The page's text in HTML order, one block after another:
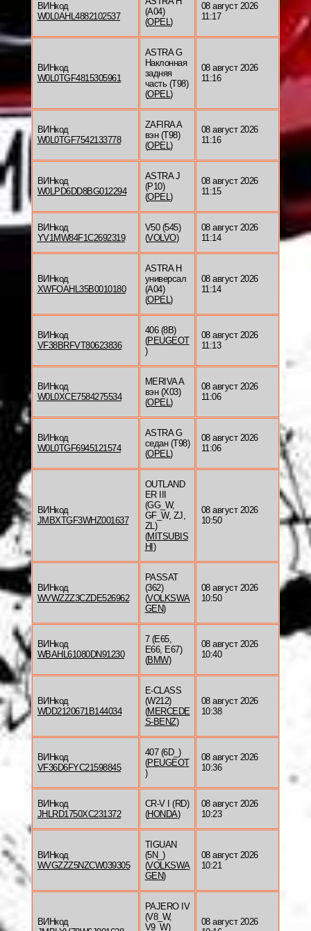
ВИНкод
W0L0AHL4882102537
(A04)
(OPEL)
08 август 2026
11:17
ВИНкод
W0L0TGF4815305961
ASTRA G
Наклонная
задняя
часть (T98)
(OPEL)
08 август 2026
11:16
ВИНкод
W0L0TGF7542133778
ZAFIRA A
вэн (T98)
(OPEL)
08 август 2026
11:16
ВИНкод
W0LPD6DD8BG012294
ASTRA J
(P10)
(OPEL)
08 август 2026
11:15
ВИНкод
YV1MW84F1C2692319
V50 (545)
(VOLVO)
08 август 2026
11:14
ВИНкод
XWFOAHL35B0010180
ASTRA H
универсал
(A04)
(OPEL)
08 август 2026
11:14
ВИНкод
VF38BRFVT80623836
406 (8B)
(PEUGEOT
)
08 август 2026
11:13
ВИНкод
W0L0XCE7584275534
MERIVA A
вэн (X03)
(OPEL)
08 август 2026
11:06
ВИНкод
W0L0TGF6945121574
ASTRA G
седан (T98)
(OPEL)
08 август 2026
11:06
ВИНкод
JMBXTGF3WHZ001637
OUTLAND
ER III
(GG_W,
GF_W, ZJ,
ZL)
(MITSUBIS
HI )
08 август 2026
10:50
ВИНкод
WVWZZZ3CZDE526962
PASSAT
(362)
(VOLKSWA
GEN)
08 август 2026
10:50
ВИНкод
WBAHL61080DN91230
7 (E65,
E66, E67)
(BMW)
08 август 2026
10:40
ВИНкод
WDD2120671B144034
E-CLASS
(W212)
(MERCEDE
S-BENZ)
08 август 2026
10:38
ВИНкод
VF36D6FYC21598845
407 (6D_)
(PEUGEOT
)
08 август 2026
10:36
ВИНкод
JHLRD1750XC231372
CR-V I (RD)
(HONDA)
08 август 2026
10:23
ВИНкод
WVGZZZ5NZCW039305
TIGUAN
(5N_)
(VOLKSWA
GEN)
08 август 2026
10:21
ВИНкод
PAJERO IV
(V8_W,
V9_W)
08 август 2026